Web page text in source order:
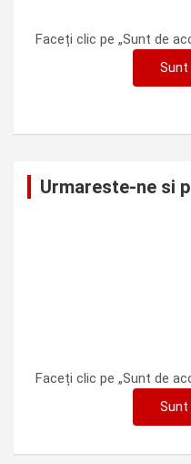
Faceți clic pe „Sunt de
Sunt
Urmareste-ne si
Faceți clic pe „Sunt de
Sunt